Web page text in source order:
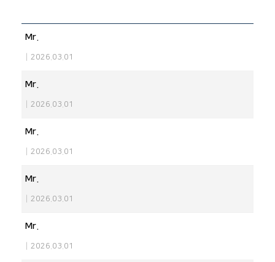
Mr.
2026.03.01
Mr.
2026.03.01
Mr.
2026.03.01
Mr.
2026.03.01
Mr.
2026.03.01